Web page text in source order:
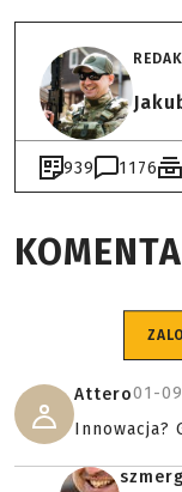
939 1176
Attero01-
Innowacja?